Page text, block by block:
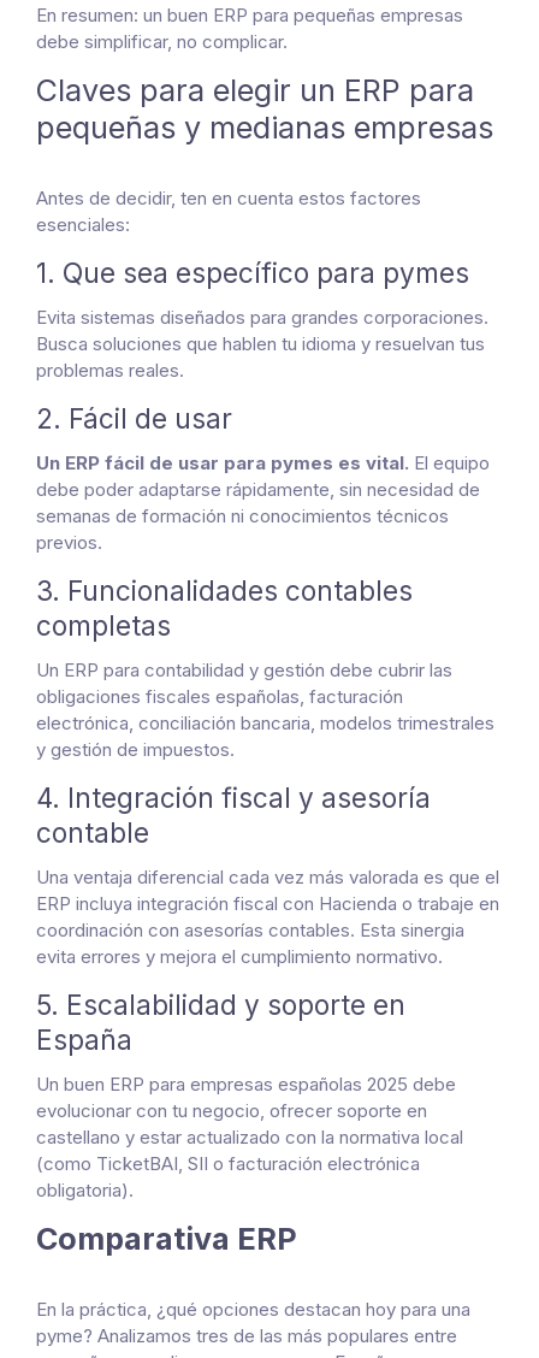
En resumen: un buen ERP para pequeñas empresas
debe simplificar, no complicar.
Claves para elegir un ERP para
pequeñas y medianas empresas
Antes de decidir, ten en cuenta estos factores
esenciales:
1. Que sea específico para pymes
Evita sistemas diseñados para grandes corporaciones.
Busca soluciones que hablen tu idioma y resuelvan tus
problemas reales.
2. Fácil de usar
Un ERP fácil de usar para pymes es vital. El equipo
debe poder adaptarse rápidamente, sin necesidad de
semanas de formación ni conocimientos técnicos
previos.
3. Funcionalidades contables
completas
Un ERP para contabilidad y gestión debe cubrir las
obligaciones fiscales españolas, facturación
electrónica, conciliación bancaria, modelos trimestrales
y gestión de impuestos.
4. Integración fiscal y asesoría
contable
Una ventaja diferencial cada vez más valorada es que el
ERP incluya integración fiscal con Hacienda o trabaje en
coordinación con asesorías contables. Esta sinergia
evita errores y mejora el cumplimiento normativo.
5. Escalabilidad y soporte en
España
Un buen ERP para empresas españolas 2025 debe
evolucionar con tu negocio, ofrecer soporte en
castellano y estar actualizado con la normativa local
(como TicketBAI, SII o facturación electrónica
obligatoria).
Comparativa ERP
En la práctica, ¿qué opciones destacan hoy para una
pyme? Analizamos tres de las más populares entre